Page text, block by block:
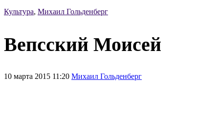
Культура, Михаил Гольденберг
Вепсский Моисей
10 марта 2015 11:20 Михаил Гольденберг